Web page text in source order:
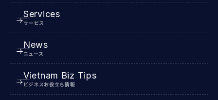
Services
サービス
News
ニュース
Vietnam Biz Tips
ビジネスお役立ち情報